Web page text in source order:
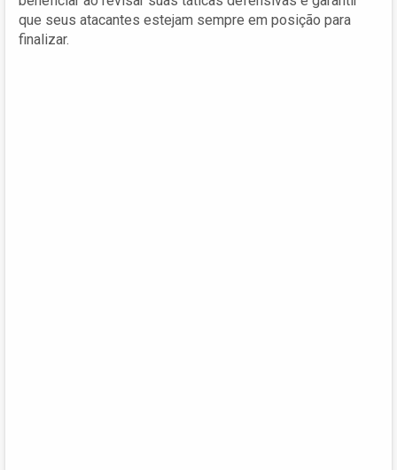
que seus atacantes estejam sempre em posição para
finalizar.